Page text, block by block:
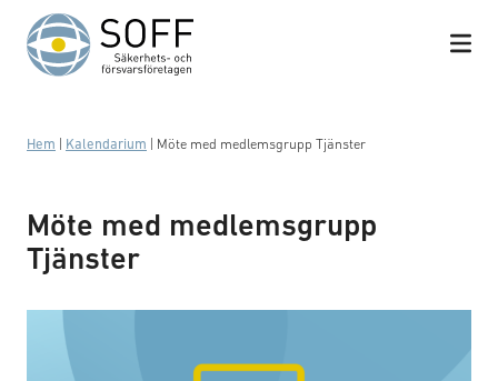
Hoppa till innehåll
Hem Kalendarium Möte med medlemsgrupp Tjänster
Möte med medlemsgrupp
Tjänster